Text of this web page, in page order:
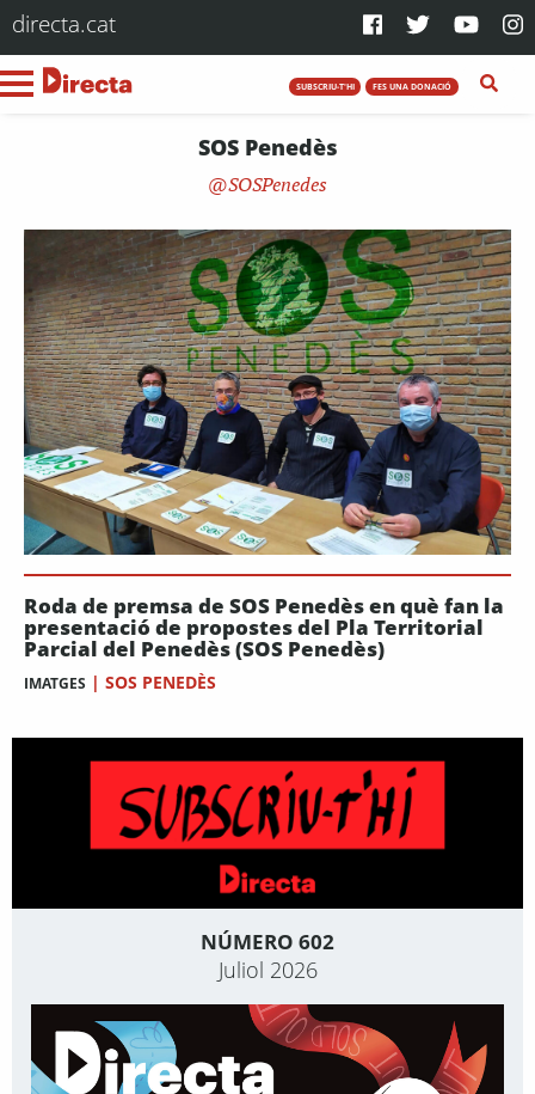
directa.cat
SUBSCRIU-T'HI FES UNA DONACIÓ
SOS Penedès
SOSPenedes
Roda de premsa de SOS Penedès en què fan la
presentació de propostes del Pla Territorial
Parcial del Penedès (SOS Penedès)
IMATGES | SOS PENEDÈS
NÚMERO 602
Juliol 2026